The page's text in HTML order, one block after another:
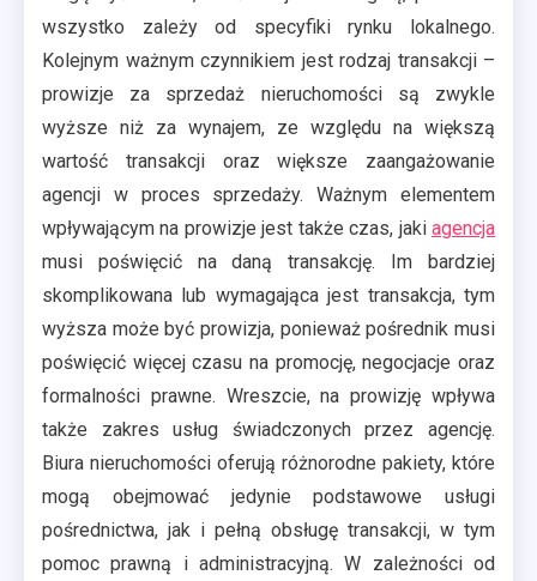
wszystko zależy od specyfiki rynku lokalnego.
Kolejnym ważnym czynnikiem jest rodzaj transakcji –
prowizje za sprzedaż nieruchomości są zwykle
wyższe niż za wynajem, ze względu na większą
wartość transakcji oraz większe zaangażowanie
agencji w proces sprzedaży. Ważnym elementem
wpływającym na prowizje jest także czas, jaki agencja
musi poświęcić na daną transakcję. Im bardziej
skomplikowana lub wymagająca jest transakcja, tym
wyższa może być prowizja, ponieważ pośrednik musi
poświęcić więcej czasu na promocję, negocjacje oraz
formalności prawne. Wreszcie, na prowizję wpływa
także zakres usług świadczonych przez agencję.
Biura nieruchomości oferują różnorodne pakiety, które
mogą obejmować jedynie podstawowe usługi
pośrednictwa, jak i pełną obsługę transakcji, w tym
pomoc prawną i administracyjną. W zależności od